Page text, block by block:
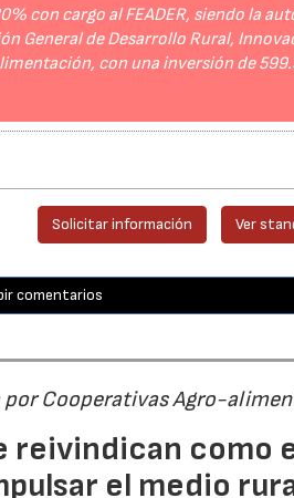
con cargo al FEADER, siendo la
General de Desarrollo Rural,
con una inversión de
Solicitar información Ver
comentarios
Cooperativas Agro-
reivindican como
el medio